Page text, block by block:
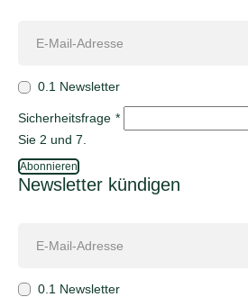
0.1 Newsletter
Sicherheitsfrage *
Sie 2 und 7.
Abonnieren
Newsletter kündigen
0.1 Newsletter